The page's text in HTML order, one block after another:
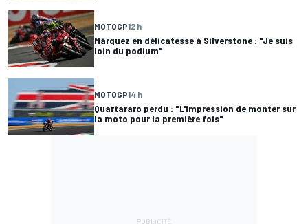
MOTOGP12 h
Márquez en délicatesse à Silverstone : "Je suis
loin du podium"
MOTOGP14 h
Quartararo perdu : "L'impression de monter sur
la moto pour la première fois"